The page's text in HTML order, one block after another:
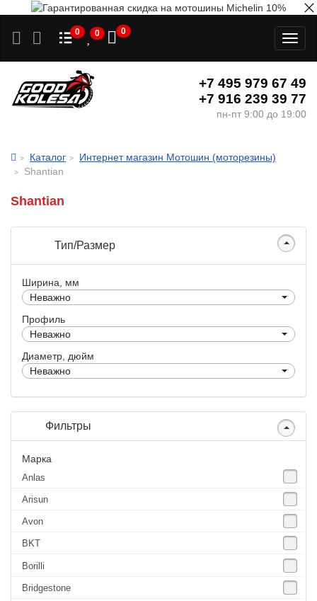
0 0 0
+7 495 979 67 49
+7 916 239 39 77
пн-пт 9:00 до 19:00
Каталог
Интернет магазин Мотошин (моторезины)
Shantian
Shantian
Тип/Размер
Ширина, мм
Неважно
Профиль
Неважно
Диаметр, дюйм
Неважно
Фильтры
Марка
Anlas
Arisun
Avon
BKT
Borilli
Bridgestone